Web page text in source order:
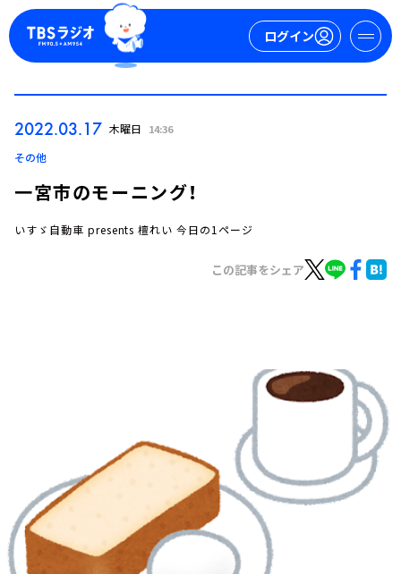
ログイン
YouTube
会社情報
2022.03.17 木曜日 14:36
その他
一宮市のモーニング！
いすゞ自動車 presents 檀れい 今日の1ページ
この記事をシェア